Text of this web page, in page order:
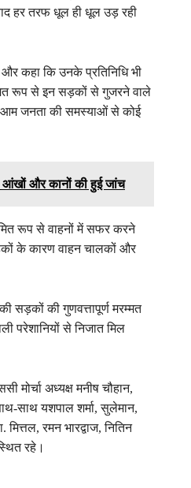
हर तरफ धूल ही धूल उड़ रही
और कहा कि उनके प्रतिनिधि भी
रूप से इन सड़कों से गुजरने वाले
आम जनता की समस्याओं से कोई
आंखों और कानों की हुई जांच
रूप से वाहनों में सफर करने
के कारण वाहन चालकों और
सड़कों की गुणवत्तापूर्ण मरम्मत
परेशानियों से निजात मिल
मोर्चा अध्यक्ष मनीष चौहान,
साथ यशपाल शर्मा, सुलेमान,
रमन भारद्वाज, नितिन
रहे।